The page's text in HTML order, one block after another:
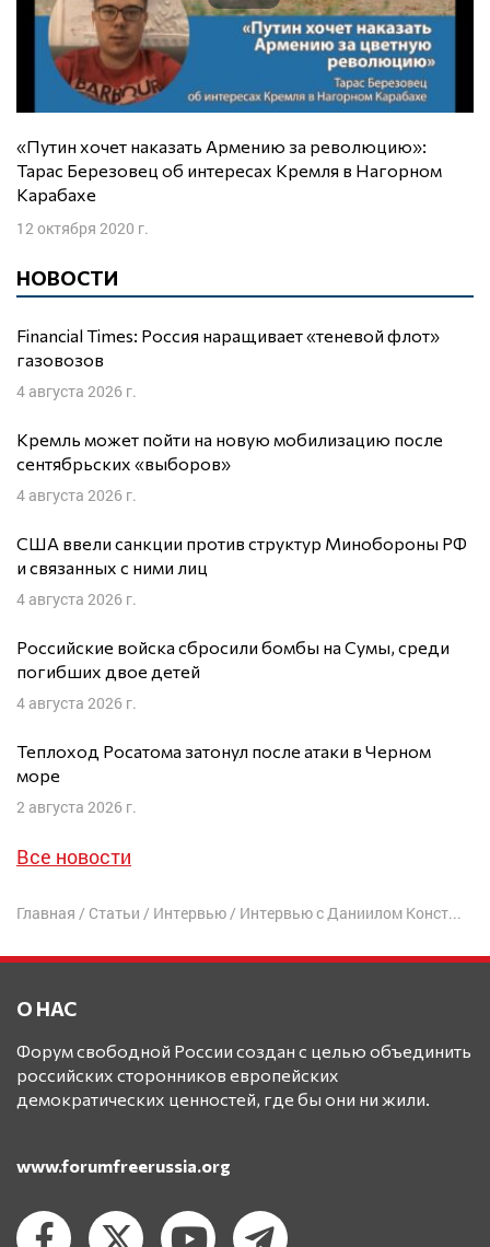
«Путин хочет наказать Армению за революцию»:
Тарас Березовец об интересах Кремля в Нагорном
Карабахе
12 октября 2020 г.
НОВОСТИ
Financial Times: Россия наращивает «теневой флот»
газовозов
4 августа 2026 г.
Кремль может пойти на новую мобилизацию после
сентябрьских «выборов»
4 августа 2026 г.
США ввели санкции против структур Минобороны РФ
и связанных с ними лиц
4 августа 2026 г.
Российские войска сбросили бомбы на Сумы, среди
погибших двое детей
4 августа 2026 г.
Теплоход Росатома затонул после атаки в Черном
море
2 августа 2026 г.
Все новости
Главная / Статьи / Интервью/ Интервью с Даниилом Константиновым
О НАС
Форум свободной России создан с целью объединить
российских сторонников европейских
демократических ценностей, где бы они ни жили.
www.forumfreerussia.org